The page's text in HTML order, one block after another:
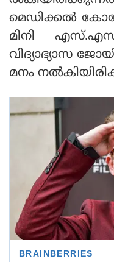
മെഡിക്കൽ
മിനി
വിദ്യാഭ്യാസ
മനം